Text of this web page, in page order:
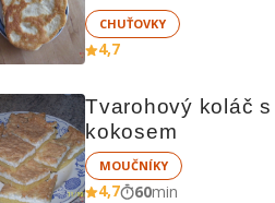
smetanou
CHUŤOVKY
4,7
Tvarohový koláč s
kokosem
MOUČNÍKY
4,7 60min